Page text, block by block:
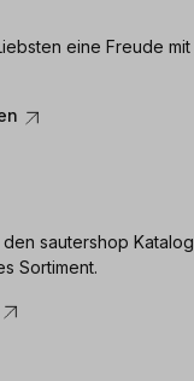
eine Freude
sautershop
Sortiment.